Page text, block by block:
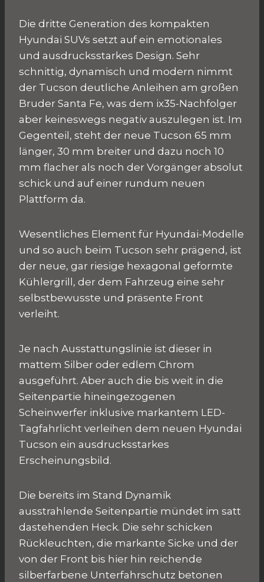
Die dritte Generation des kompakten
Hyundai SUVs setzt auf ein emotionales
und ausdrucksstarkes Design. Sehr
schnittig, dynamisch und modern nimmt
der Tucson deutliche Anleihen am großen
Bruder Santa Fe, was dem ix35-Nachfolger
aber keineswegs negativ auszulegen ist. Im
Gegenteil, steht der neue Tucson 65 mm
länger, 30 mm breiter und dazu noch 10
mm flacher als noch der Vorgänger absolut
schick und auf einer rundum neuen
Plattform da.
Wesentliches Element für Hyundai-Modelle
und so auch beim Tucson sehr prägend, ist
der neue, gar riesige hexagonal geformte
Kühlergrill, der dem Fahrzeug eine sehr
selbstbewusste und präsente Front
verleiht.
Je nach Ausstattungslinie ist dieser in
mattem Silber oder edlem Chrom
ausgeführt. Aber auch die bis weit in die
Seitenpartie hineingezogenen
Scheinwerfer inklusive markantem LED-
Tagfahrlicht verleihen dem neuen Hyundai
Tucson ein ausdrucksstarkes
Erscheinungsbild.
Die bereits im Stand Dynamik
ausstrahlende Seitenpartie mündet im satt
dastehenden Heck. Die sehr schicken
Rückleuchten, die markante Sicke und der
von der Front bis hier hin reichende
silberfarbene Unterfahrschutz betonen